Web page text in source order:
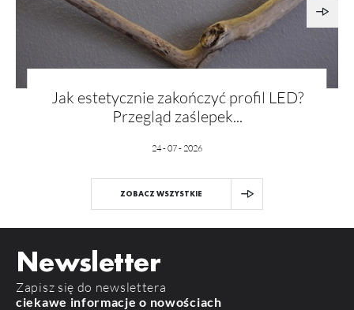
Jak estetycznie zakończyć profil LED?
Przegląd zaślepek...
24 - 07 - 2026
ZOBACZ WSZYSTKIE
Newsletter
Zapisz się do newslettera
ciekawe informacje o nowościach